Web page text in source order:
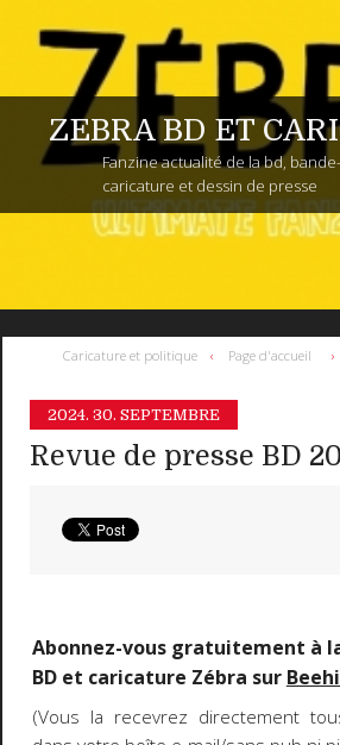
ZEBRA BD ET
Fanzine actualité de la bd,
caricature et dessin de presse
Caricature et politique Page d'accueil
2024. 30. SEPTEMBRE
Revue de presse BD
Abonnez-vous gratuitement à
BD et caricature Zébra sur
(Vous la recevrez directement